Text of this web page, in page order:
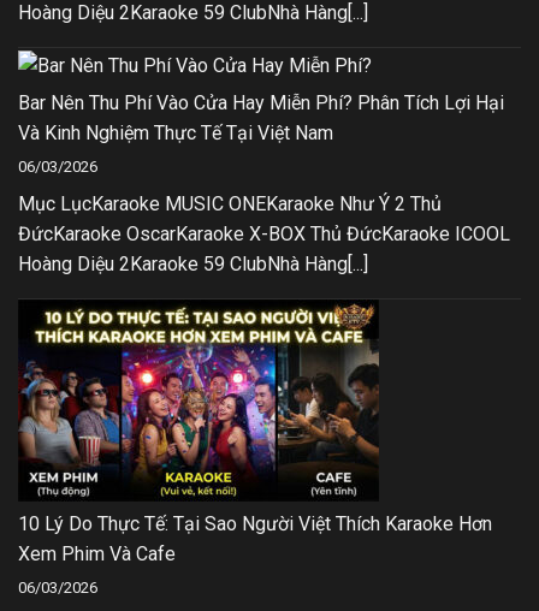
Hoàng Diệu 2Karaoke 59 ClubNhà Hàng[...]
Bar Nên Thu Phí Vào Cửa Hay Miễn Phí? Phân Tích Lợi Hại
Và Kinh Nghiệm Thực Tế Tại Việt Nam
06/03/2026
Mục LụcKaraoke MUSIC ONEKaraoke Như Ý 2 Thủ
ĐứcKaraoke OscarKaraoke X-BOX Thủ ĐứcKaraoke ICOOL
Hoàng Diệu 2Karaoke 59 ClubNhà Hàng[...]
10 Lý Do Thực Tế: Tại Sao Người Việt Thích Karaoke Hơn
Xem Phim Và Cafe
06/03/2026